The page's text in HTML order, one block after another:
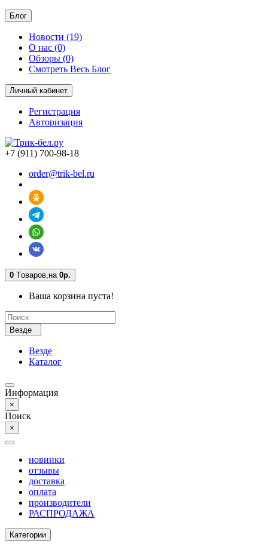
Блог
Новости (19)
О нас (0)
Обзоры (0)
Смотреть Весь Блог
Личный кабинет
Регистрация
Авторизация
+7 (911) 700-98-18
order@trik-bel.ru
0 Tоваров,на 0р.
Ваша корзина пуста!
Везде
Везде
Каталог
Информация
×
Поиск
×
новинки
отзывы
доставка
оплата
производители
РАСПРОДАЖА
Категории